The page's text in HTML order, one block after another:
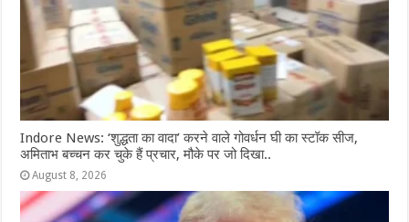
Indore News: ‘शुद्धता का वादा’ करने वाले गोवर्धन घी का स्टॉक सीज,
अमिताभ बच्चन कर चुके हैं प्रचार, मौके पर जो दिखा..
August 8, 2026